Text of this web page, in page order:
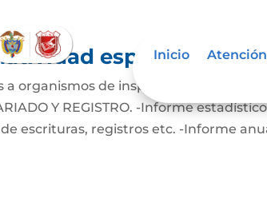
Inicio
especial
a organismos de inspección, vigilancia y
Y REGISTRO. -Informe
escrituras, registros etc. -Informe